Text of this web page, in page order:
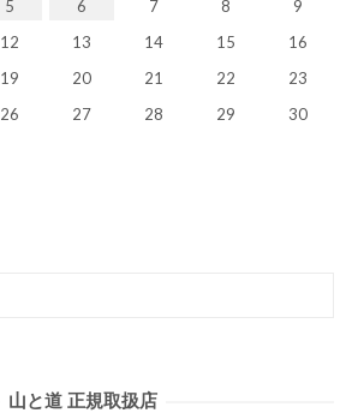
5 6 7 8
9
12 13 14 15
16
19 20 21 22
23
26 27 28 29
30
山と道 正規取扱店